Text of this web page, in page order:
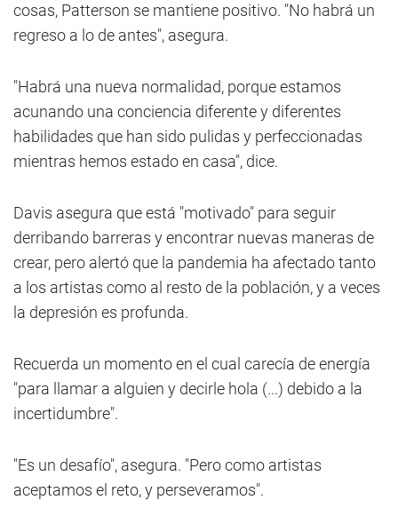
cosas, Patterson se mantiene positivo. "No habrá un
regreso a lo de antes", asegura.
"Habrá una nueva normalidad, porque estamos
acunando una conciencia diferente y diferentes
habilidades que han sido pulidas y perfeccionadas
mientras hemos estado en casa", dice.
Davis asegura que está "motivado" para seguir
derribando barreras y encontrar nuevas maneras de
crear, pero alertó que la pandemia ha afectado tanto
a los artistas como al resto de la población, y a veces
la depresión es profunda.
Recuerda un momento en el cual carecía de energía
"para llamar a alguien y decirle hola (...) debido a la
incertidumbre".
"Es un desafío", asegura. "Pero como artistas
aceptamos el reto, y perseveramos".